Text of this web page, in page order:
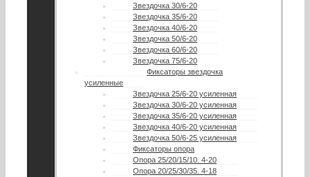
Звездочка 30/6-20
Звездочка 35/6-20
Звездочка 40/6-20
Звездочка 50/6-20
Звездочка 60/6-20
Звездочка 75/6-20
Фиксаторы звездочка
усиленные
Звездочка 25/6-20 усиленная
Звездочка 30/6-20 усиленная
Звездочка 35/6-20 усиленная
Звездочка 40/6-20 усиленная
Звездочка 50/6-25 усиленная
Фиксаторы опора
Опора 25/20/15/10. 4-20
Опора 20/25/30/35. 4-18